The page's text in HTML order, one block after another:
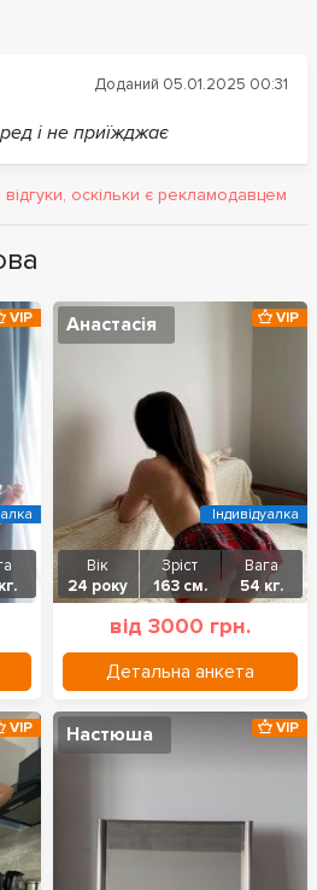
Доданий 05.01.2025 00:31
і не приїжджає
оскільки є рекламодавцем
VIP Анастасія
Вік
24 року
Зріст
163 см.
Вага
54 кг.
від 3000 грн.
Детальна анкета
VIP
Індивідуалка
VIP Настюша VIP